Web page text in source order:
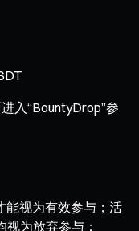
入“BountyDrop”参
能视为有效参与；活
视为放弃参与；